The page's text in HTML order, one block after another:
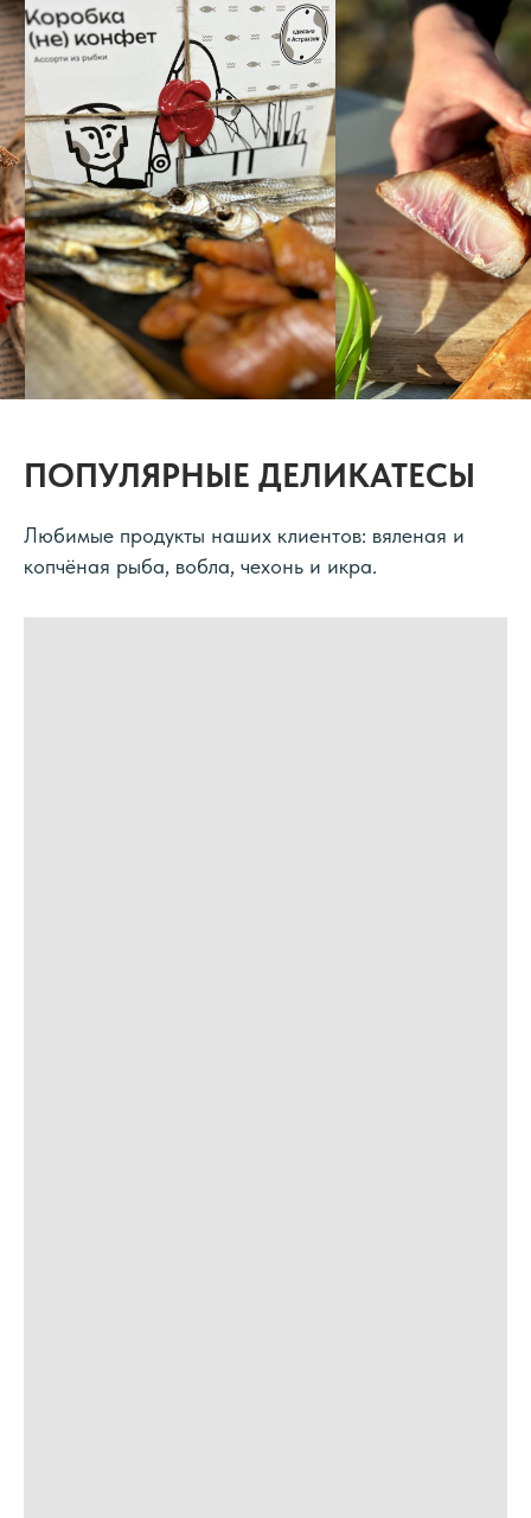
ПОПУЛЯРНЫЕ ДЕЛИКАТЕСЫ
Любимые продукты наших клиентов: вяленая и
копчёная рыба, вобла, чехонь и икра.